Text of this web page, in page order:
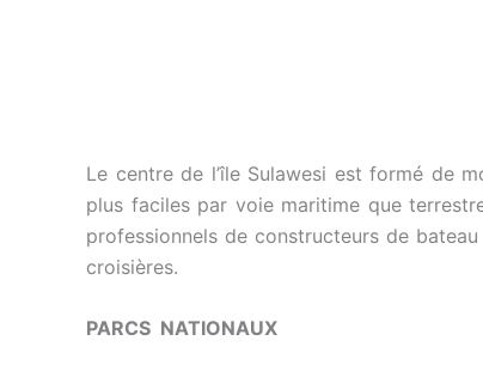
Le centre de l’île Sulawesi est formé de
plus faciles par voie maritime que
professionnels de constructeurs de
croisières.
PARCS NATIONAUX